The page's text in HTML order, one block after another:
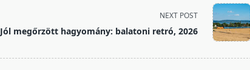
NEXT POST
Jól megőrzött hagyomány: balatoni retró, 2026